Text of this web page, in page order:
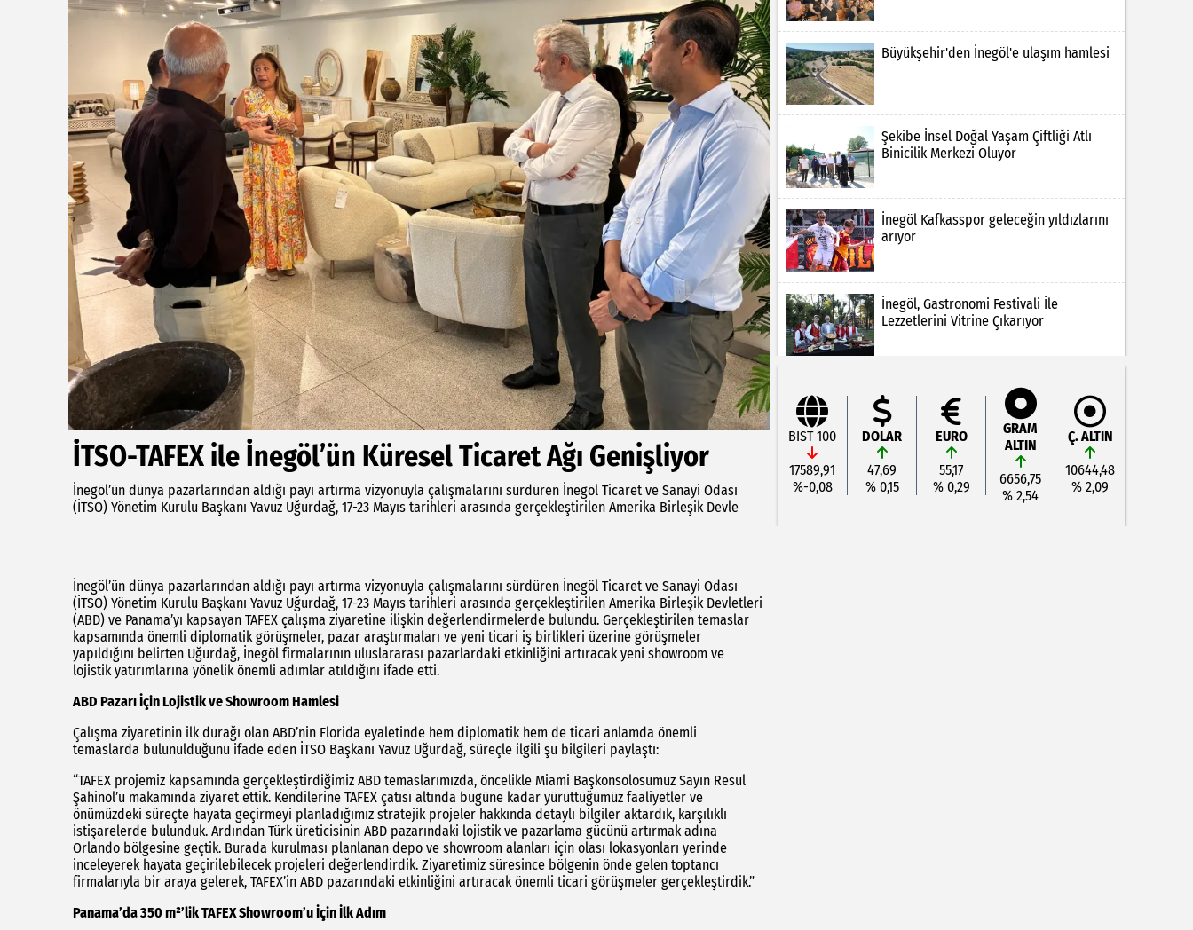
İTSO-TAFEX ile İnegöl’ün Küresel Ticaret Ağı Genişliyor
İnegöl’ün dünya pazarlarından aldığı payı artırma vizyonuyla çalışmalarını sürdüren İnegöl Ticaret ve Sanayi Odası
(İTSO) Yönetim Kurulu Başkanı Yavuz Uğurdağ, 17-23 Mayıs tarihleri arasında gerçekleştirilen Amerika Birleşik Devle
İnegöl’ün dünya pazarlarından aldığı payı artırma vizyonuyla çalışmalarını sürdüren İnegöl Ticaret ve Sanayi Odası
(İTSO) Yönetim Kurulu Başkanı Yavuz Uğurdağ, 17-23 Mayıs tarihleri arasında gerçekleştirilen Amerika Birleşik Devletleri
(ABD) ve Panama’yı kapsayan TAFEX çalışma ziyaretine ilişkin değerlendirmelerde bulundu. Gerçekleştirilen temaslar
kapsamında önemli diplomatik görüşmeler, pazar araştırmaları ve yeni ticari iş birlikleri üzerine görüşmeler
yapıldığını belirten Uğurdağ, İnegöl firmalarının uluslararası pazarlardaki etkinliğini artıracak yeni showroom ve
lojistik yatırımlarına yönelik önemli adımlar atıldığını ifade etti.
ABD Pazarı İçin Lojistik ve Showroom Hamlesi
Çalışma ziyaretinin ilk durağı olan ABD’nin Florida eyaletinde hem diplomatik hem de ticari anlamda önemli
temaslarda bulunulduğunu ifade eden İTSO Başkanı Yavuz Uğurdağ, süreçle ilgili şu bilgileri paylaştı:
“TAFEX projemiz kapsamında gerçekleştirdiğimiz ABD temaslarımızda, öncelikle Miami Başkonsolosumuz Sayın Resul
Şahinol’u makamında ziyaret ettik. Kendilerine TAFEX çatısı altında bugüne kadar yürüttüğümüz faaliyetler ve
önümüzdeki süreçte hayata geçirmeyi planladığımız stratejik projeler hakkında detaylı bilgiler aktardık, karşılıklı
istişarelerde bulunduk. Ardından Türk üreticisinin ABD pazarındaki lojistik ve pazarlama gücünü artırmak adına
Orlando bölgesine geçtik. Burada kurulması planlanan depo ve showroom alanları için olası lokasyonları yerinde
inceleyerek hayata geçirilebilecek projeleri değerlendirdik. Ziyaretimiz süresince bölgenin önde gelen toptancı
firmalarıyla bir araya gelerek, TAFEX’in ABD pazarındaki etkinliğini artıracak önemli ticari görüşmeler gerçekleştirdik.”
Panama’da 350 m²’lik TAFEX Showroom’u İçin İlk Adım
Büyükşehir'den İnegöl'e ulaşım hamlesi
Şekibe İnsel Doğal Yaşam Çiftliği Atlı
Binicilik Merkezi Oluyor
İnegöl Kafkasspor geleceğin yıldızlarını
arıyor
İnegöl, Gastronomi Festivali İle
Lezzetlerini Vitrine Çıkarıyor
BIST 100
17589,91
%-0,08
DOLAR
47,69
% 0,15
EURO
55,17
% 0,29
GRAM
ALTIN
6656,75
% 2,54
Ç. ALTIN
10644,48
% 2,09